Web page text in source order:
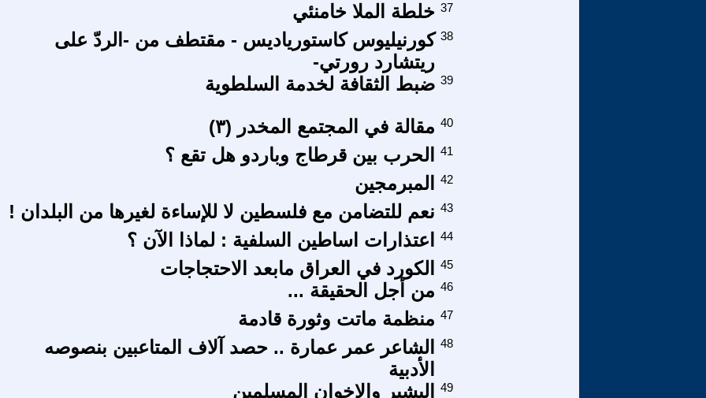
خلطة الملا خامنئي 37
كورنيليوس كاستورياديس - مقتطف من -الردّ على
ريتشارد رورتي-
38
ضبط الثقافة لخدمة السلطوية 39
مقالة في المجتمع المخدر (٣) 40
الحرب بين قرطاج وباردو هل تقع ؟ 41
المبرمجين 42
نعم للتضامن مع فلسطين لا للإساءة لغيرها من البلدان ! 43
اعتذارات اساطين السلفية : لماذا الآن ؟ 44
الكورد في العراق مابعد الاحتجاجات
45
من أجل الحقيقة ... 46
منظمة ماتت وثورة قادمة 47
الشاعر عمر عمارة .. حصد آلاف المتاعبين بنصوصه
الأدبية
48
البشير والإخوان المسلمين 49